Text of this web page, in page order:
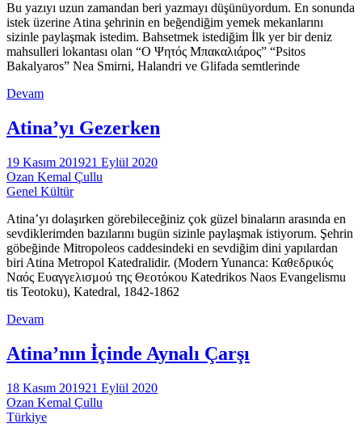
Bu yazıyı uzun zamandan beri yazmayı düşünüyordum. En sonunda
istek üzerine Atina şehrinin en beğendiğim yemek mekanlarını
sizinle paylaşmak istedim. Bahsetmek istediğim İlk yer bir deniz
mahsulleri lokantası olan “Ο Ψητός Μπακαλιάρος” “Psitos
Bakalyaros” Nea Smirni, Halandri ve Glifada semtlerinde
Devam
Atina’yı Gezerken
19 Kasım 201921 Eylül 2020
Ozan Kemal Çullu
Genel Kültür
Atina’yı dolaşırken görebileceğiniz çok güzel binaların arasında en
sevdiklerimden bazılarını bugün sizinle paylaşmak istiyorum. Şehrin
göbeğinde Mitropoleos caddesindeki en sevdiğim dini yapılardan
biri Atina Metropol Katedralidir. (Modern Yunanca: Καθεδρικός
Ναός Ευαγγελισμού της Θεοτόκου Katedrikos Naos Evangelismu
tis Teotoku), Katedral, 1842-1862
Devam
Atina’nın İçinde Aynalı Çarşı
18 Kasım 201921 Eylül 2020
Ozan Kemal Çullu
Türkiye